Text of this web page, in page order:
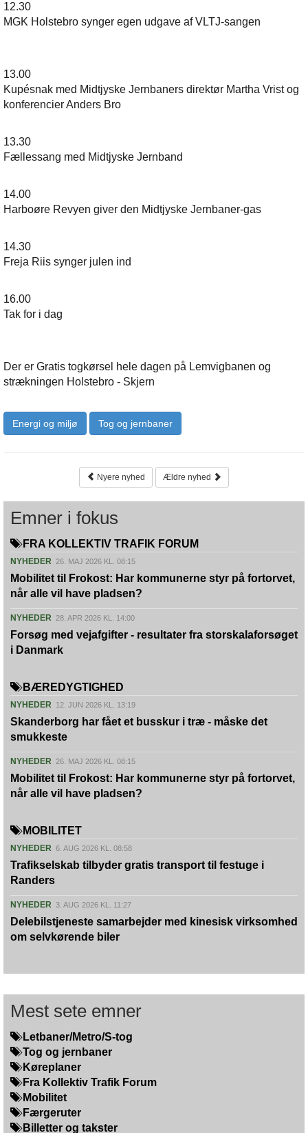
12.30
MGK Holstebro synger egen udgave af VLTJ-sangen
13.00
Kupésnak med Midtjyske Jernbaners direktør Martha Vrist og
konferencier Anders Bro
13.30
Fællessang med Midtjyske Jernband
14.00
Harboøre Revyen giver den Midtjyske Jernbaner-gas
14.30
Freja Riis synger julen ind
16.00
Tak for i dag
Der er Gratis togkørsel hele dagen på Lemvigbanen og
strækningen Holstebro - Skjern
Energi og miljø Tog og jernbaner
Nyere nyhed Ældre nyhed
Emner i fokus
FRA KOLLEKTIV TRAFIK FORUM
NYHEDER 26. MAJ 2026 KL. 08:15
Mobilitet til Frokost: Har kommunerne styr på fortorvet,
når alle vil have pladsen?
NYHEDER 28. APR 2026 KL. 14:00
Forsøg med vejafgifter - resultater fra storskalaforsøget
i Danmark
BÆREDYGTIGHED
NYHEDER 12. JUN 2026 KL. 13:19
Skanderborg har fået et busskur i træ - måske det
smukkeste
NYHEDER 26. MAJ 2026 KL. 08:15
Mobilitet til Frokost: Har kommunerne styr på fortorvet,
når alle vil have pladsen?
MOBILITET
NYHEDER 6. AUG 2026 KL. 08:58
Trafikselskab tilbyder gratis transport til festuge i
Randers
NYHEDER 3. AUG 2026 KL. 11:27
Delebilstjeneste samarbejder med kinesisk virksomhed
om selvkørende biler
Mest sete emner
Letbaner/Metro/S-tog
Tog og jernbaner
Køreplaner
Fra Kollektiv Trafik Forum
Mobilitet
Færgeruter
Billetter og takster